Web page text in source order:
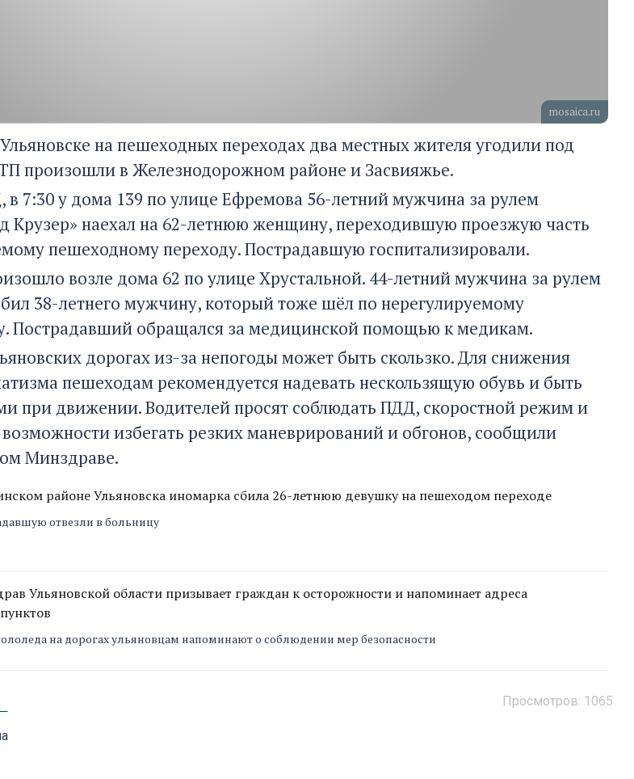
mosaica.ru
на пешеходных переходах два местных жителя угодили под
произошли в Железнодорожном районе и Засвияжье.
7:30 у дома 139 по улице Ефремова 56-летний мужчина за рулем
Крузер» наехал на 62-летнюю женщину, переходившую проезжую часть
пешеходному переходу. Пострадавшую госпитализировали.
возле дома 62 по улице Хрустальной. 44-летний мужчина за рулем
38-летнего мужчину, который тоже шёл по нерегулируемому
Пострадавший обращался за медицинской помощью к медикам.
дорогах из-за непогоды может быть скользко. Для снижения
пешеходам рекомендуется надевать нескользящую обувь и быть
при движении. Водителей просят соблюдать ПДД, скоростной режим и
избегать резких маневрирований и обгонов, сообщили
Минздраве.
районе Ульяновска иномарка сбила 26-летнюю девушку на пешеходом переходе
отвезли в больницу
Ульяновской области призывает граждан к осторожности и напоминает адреса
на дорогах ульяновцам напоминают о соблюдении мер безопасности
Просмотров: 1065